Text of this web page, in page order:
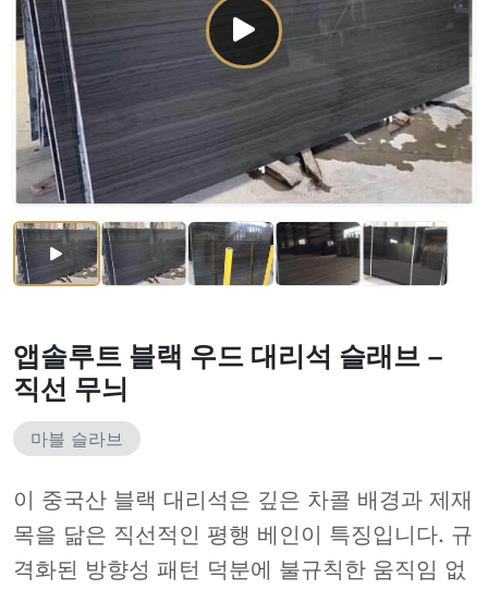
앱솔루트 블랙 우드 대리석 슬래브 –
직선 무늬
마블 슬라브
이 중국산 블랙 대리석은 깊은 차콜 배경과 제재
목을 닮은 직선적인 평행 베인이 특징입니다. 규
격화된 방향성 패턴 덕분에 불규칙한 움직임 없